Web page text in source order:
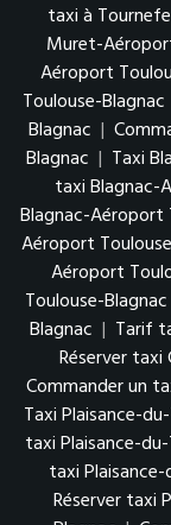
taxi à
Muret-
Aéroport
Toulouse-Blagnac
Blagnac |
Blagnac | Taxi
taxi Blagnac-
Blagnac-Aéroport
Aéroport
Aéroport
Toulouse-Blagnac
Blagnac | Tarif
Réserver
Commander un
Taxi Plaisance-
taxi Plaisance-
taxi
Réserver taxi